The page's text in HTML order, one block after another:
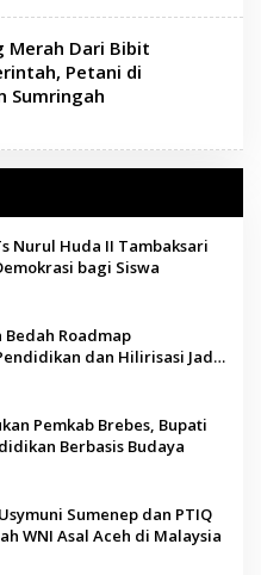
Merah Dari Bibit
Petani di
Sumringah
Nurul Huda II Tambaksari
bagi Siswa
Roadmap
dan Hilirisasi Jadi
Pemkab Brebes, Bupati
Berbasis Budaya
Sumenep dan PTIQ
WNI Asal Aceh di Malaysia